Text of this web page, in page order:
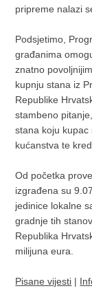
pripreme nalazi
Podsjetimo,
građanima
znatno
kupnju stana iz
Republike
stambeno
stana koju kupac
kućanstva te
Od početka
izgrađena su
jedinice lokalne
gradnje tih
Republika
milijuna eura.
Pisane vijesti |